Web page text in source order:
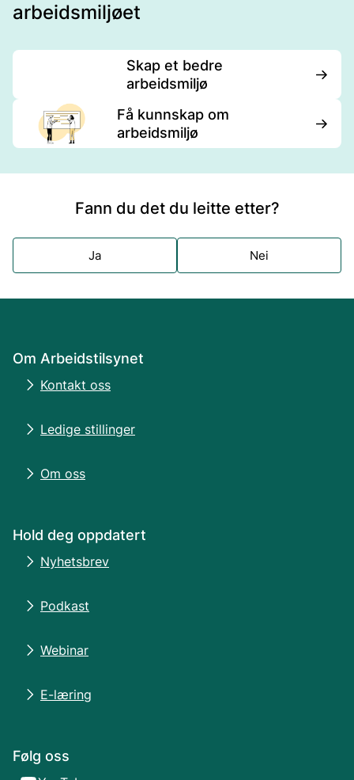
arbeidsmiljøet
Skap et bedre
arbeidsmiljø
Få kunnskap om
arbeidsmiljø
Fann du det du leitte etter?
Ja Nei
Om Arbeidstilsynet
Kontakt oss
Ledige stillinger
Om oss
Hold deg oppdatert
Nyhetsbrev
Podkast
Webinar
E-læring
Følg oss